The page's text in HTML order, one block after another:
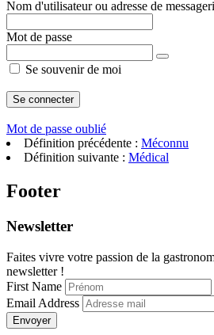
Nom d'utilisateur ou adresse de
Mot de passe
Se souvenir de moi
Mot de passe oublié
Définition précédente : Méconnu
Définition suivante : Médical
Footer
Newsletter
Faites vivre votre passion de la
newsletter !
First Name
Email Address
Envoyer